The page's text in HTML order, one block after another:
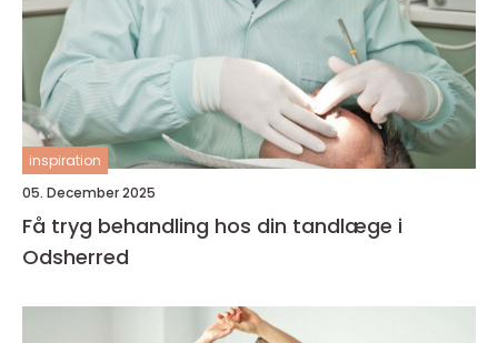
inspiration
05. December 2025
Få tryg behandling hos din tandlæge i
Odsherred